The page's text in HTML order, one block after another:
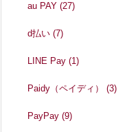
au PAY(27)
d払い(7)
LINE Pay(1)
Paidy（ペイディ）(3)
PayPay(9)